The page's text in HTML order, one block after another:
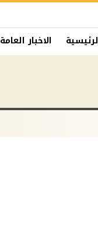
الاخبار العامة